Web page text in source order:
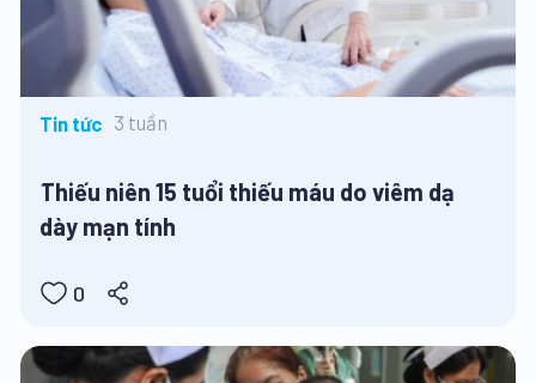
Tin tức 3 tuần
Thiếu niên 15 tuổi thiếu máu do viêm dạ
dày mạn tính
0